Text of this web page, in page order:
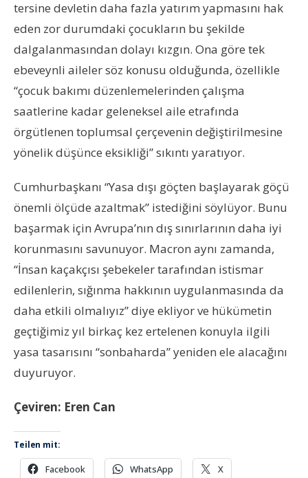
tersine devletin daha fazla yatırım yapmasını hak
eden zor durumdaki çocukların bu şekilde
dalgalanmasından dolayı kızgın. Ona göre tek
ebeveynli aileler söz konusu olduğunda, özellikle
“çocuk bakımı düzenlemelerinden çalışma
saatlerine kadar geleneksel aile etrafında
örgütlenen toplumsal çerçevenin değiştirilmesine
yönelik düşünce eksikliği” sıkıntı yaratıyor.
Cumhurbaşkanı “Yasa dışı göçten başlayarak göçü
önemli ölçüde azaltmak” istediğini söylüyor. Bunu
başarmak için Avrupa’nın dış sınırlarının daha iyi
korunmasını savunuyor. Macron aynı zamanda,
“İnsan kaçakçısı şebekeler tarafından istismar
edilenlerin, sığınma hakkının uygulanmasında da
daha etkili olmalıyız” diye ekliyor ve hükümetin
geçtiğimiz yıl birkaç kez ertelenen konuyla ilgili
yasa tasarısını “sonbaharda” yeniden ele alacağını
duyuruyor.
Çeviren: Eren Can
Teilen mit:
Facebook WhatsApp X